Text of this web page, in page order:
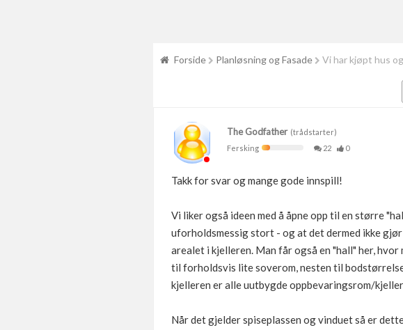
Forside Planløsning og Fasade Vi har kjøpt hus
The Godfather(trådstarter)
Fersking
22 0
Takk for svar og mange gode innspill!
Vi liker også ideen med å åpne opp til en større
uforholdsmessig stort - og at det dermed ikke
arealet i kjelleren. Man får også en "hall" her,
til forholdsvis lite soverom, nesten til
kjelleren er alle uutbygde oppbevaringsrom/
Når det gjelder spiseplassen og vinduet så er